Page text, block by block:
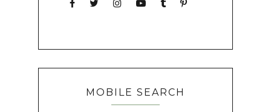
MOBILE SEARCH